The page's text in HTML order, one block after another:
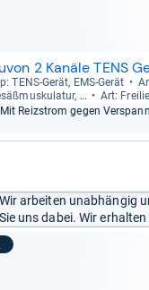
2 Kanäle TENS
TENS-​Gerät, EMS-​Gerät
…
Art:
Mit Reiz­strom gegen
Wir arbeiten unabhängig
Sie uns dabei. Wir